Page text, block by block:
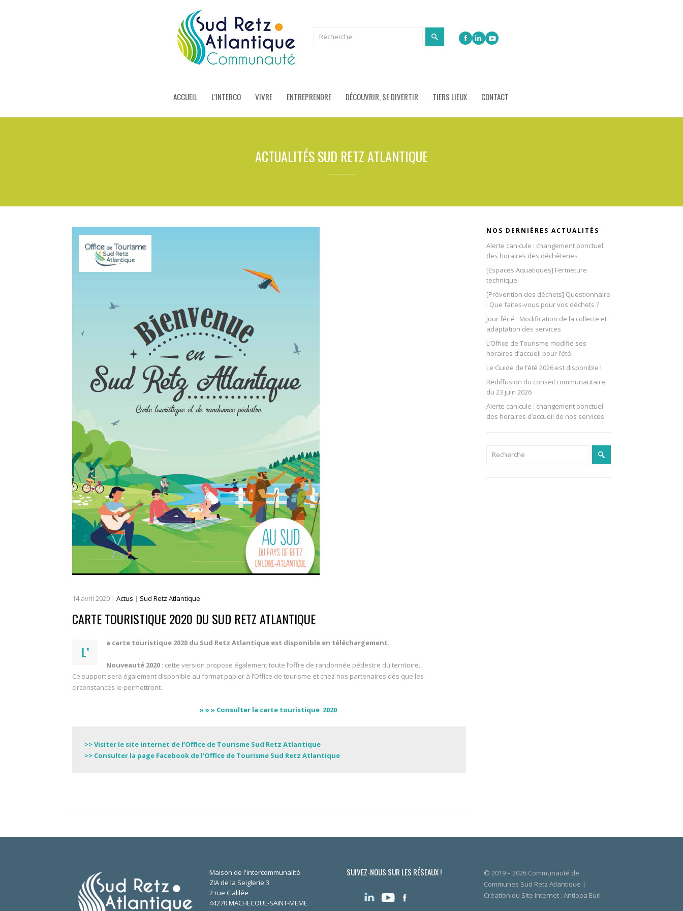
ACCUEIL L’INTERCO VIVRE ENTREPRENDRE DÉCOUVRIR, SE DIVERTIR TIERS LIEUX CONTACT
ACTUALITÉS SUD RETZ ATLANTIQUE
14 avril 2020 | Actus | Sud Retz Atlantique
CARTE TOURISTIQUE 2020 DU SUD RETZ ATLANTIQUE
L’
a carte touristique 2020 du Sud Retz Atlantique est disponible en téléchargement.
Nouveauté 2020 : cette version propose également toute l’offre de randonnée pédestre du territoire.
Ce support sera également disponible au format papier à l’Office de tourisme et chez nos partenaires dès que les
circonstances le permettront.
» » » Consulter la carte touristique 2020
>>Visiter le site internet de l’Office de Tourisme Sud Retz Atlantique
>> Consulter la page Facebook de l’Office de Tourisme Sud Retz Atlantique
NOS DERNIÈRES ACTUALITÉS
Alerte canicule : changement ponctuel
des horaires des déchèteries
[Espaces Aquatiques] Fermeture
technique
[Prévention des déchets] Questionnaire
: Que faites-vous pour vos déchets ?
Jour férié : Modification de la collecte et
adaptation des services
L’Office de Tourisme modifie ses
horaires d’accueil pour l’été
Le Guide de l’été 2026 est disponible !
Rediffusion du conseil communautaire
du 23 juin 2026
Alerte canicule : changement ponctuel
des horaires d’accueil de nos services
Maison de l'intercommunalité
ZIA de la Seiglerie 3
2 rue Galilée
44270 MACHECOUL-SAINT-MEME
SUIVEZ-NOUS SUR LES RÉSEAUX !
© 2019 – 2026 Communauté de
Communes Sud Retz Atlantique |
Création du Site Internet : Antiopa Eurl